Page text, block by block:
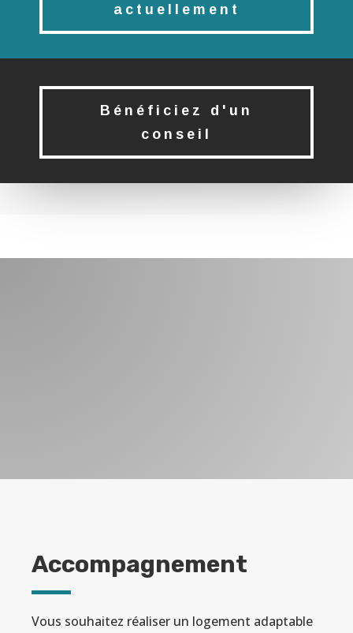
actuellement
Bénéficiez d'un
conseil
Accompagnement
Vous souhaitez réaliser un logement adaptable